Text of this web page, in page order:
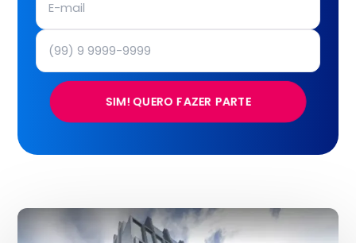
SIM! QUERO FAZER PARTE